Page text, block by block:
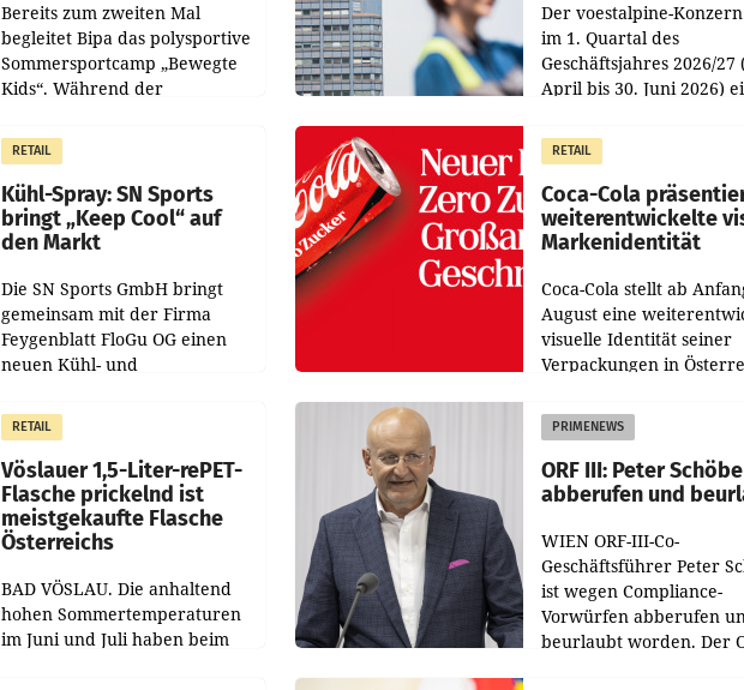
Bereits zum zweiten Mal
begleitet Bipa das polysportive
Sommersportcamp „Bewegte
Kids“. Während der
Juli und August versorgt das
Unternehmen Kinder sowie
Der voestalpine-
im 1. Quartal des
Geschäftsjahres 2026/27
April bis 30. Juni 2026)
Der Umsatz stieg im
zur Vorjahresperiode
RETAIL
Kühl-Spray: SN Sports
bringt „Keep Cool“ auf
den Markt
Die SN Sports GmbH bringt
gemeinsam mit der Firma
Feygenblatt FloGu OG einen
neuen Kühl- und
Markt. Das Produkt namens
„Keep Cool“ ist zu 100 Prozent
RETAIL
Coca-Cola
weiterentwickelte
Markenidentität
Coca-Cola stellt ab
August eine
visuelle Identität seiner
Verpackungen in
Redesigns stehen
Gestaltungselemente
RETAIL
Vöslauer 1,5-Liter-rePET-
Flasche prickelnd ist
meistgekaufte Flasche
Österreichs
BAD VÖSLAU. Die anhaltend
hohen Sommertemperaturen
im Juni und Juli haben beim
PRIMENEWS
ORF III: Peter
abberufen und
WIEN ORF-III-Co-
Geschäftsführer Peter
ist wegen Compliance-
Vorwürfen abberufen
beurlaubt worden. Der